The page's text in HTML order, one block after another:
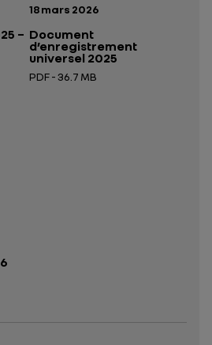
–
onglet
Date de publication:
18 mars 2026
Document
d’enregistrement
universel 2025
PDF - 36.7 MB